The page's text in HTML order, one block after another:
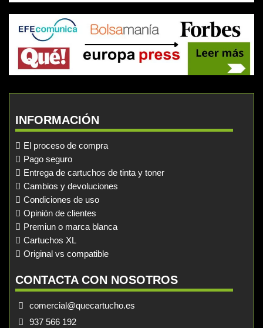
INFORMACIÓN
El proceso de compra
Pago seguro
Entrega de cartuchos de tinta y toner
Cambios y devoluciones
Condiciones de uso
Opinión de clientes
Premiun o marca blanca
Cartuchos XL
Original vs compatible
CONTACTA CON NOSOTROS
comercial@quecartucho.es
937 566 192